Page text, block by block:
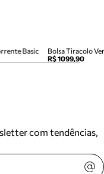
Basic
Bolsa Tiracolo
R$ 1099,90
com tendências,